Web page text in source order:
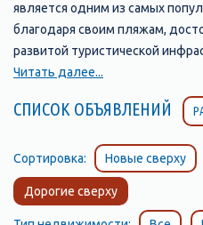
является одним из самых
благодаря своим пляжам,
развитой туристической
в 1837 году и с тех пор стал
центров Крыма. В Алуште
пансионатов, санаториев и
широкий выбор услуг. Одной из
достопримечательностей
которая протянулась на
является прекрасным местом
Читать далее...
СПИСОК ОБЪЯВЛЕНИЙ
Сортировка: Новые сверху
Дорогие сверху